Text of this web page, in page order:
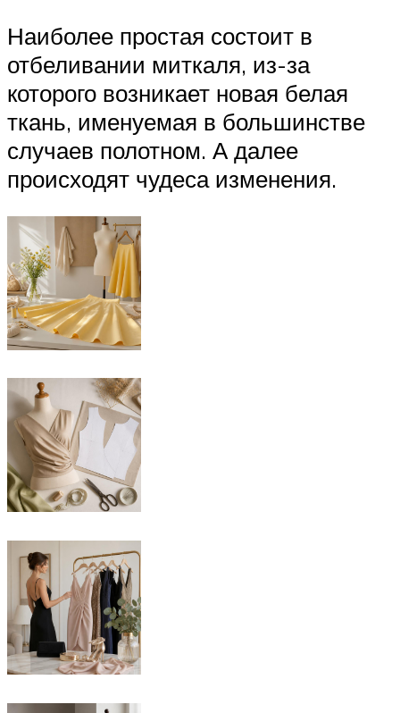
Наиболее простая состоит в
отбеливании миткаля, из-за
которого возникает новая белая
ткань, именуемая в большинстве
случаев полотном. А далее
происходят чудеса изменения.